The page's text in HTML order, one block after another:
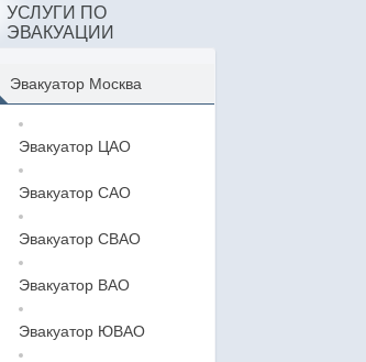
УСЛУГИ ПО
ЭВАКУАЦИИ
Эвакуатор Москва
Эвакуатор ЦАО
Эвакуатор САО
Эвакуатор СВАО
Эвакуатор ВАО
Эвакуатор ЮВАО